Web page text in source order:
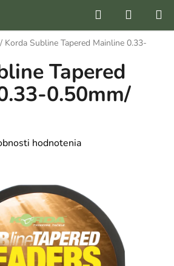
Hľadať
KOŠÍK
/ Korda Subline Tapered Mainline 0.33-
Tapered
0.50mm/
hodnotenia